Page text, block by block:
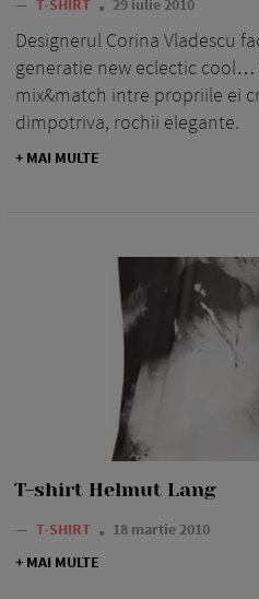
— T-SHIRT 29 iulie 2010
Designerul Corina Vladescu
generatie new eclectic cool…
mix&match intre propriile ei
dimpotriva, rochii elegante.
+ MAI MULTE
T-shirt Helmut Lang
— T-SHIRT
18 martie 2010
+ MAI MULTE